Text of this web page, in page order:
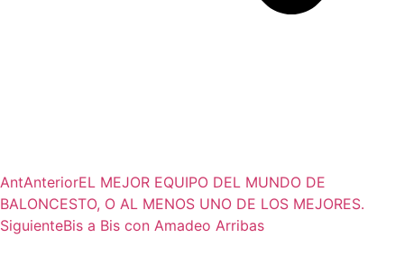
AntAnteriorEL MEJOR EQUIPO DEL MUNDO DE
BALONCESTO, O AL MENOS UNO DE LOS MEJORES.
SiguienteBis a Bis con Amadeo Arribas